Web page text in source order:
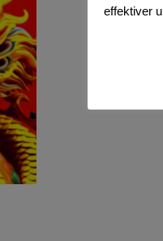
effektiver